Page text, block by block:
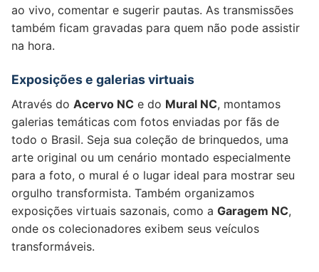
ao vivo, comentar e sugerir pautas. As transmissões
também ficam gravadas para quem não pode assistir
na hora.
Exposições e galerias virtuais
Através do Acervo NC e do Mural NC, montamos
galerias temáticas com fotos enviadas por fãs de
todo o Brasil. Seja sua coleção de brinquedos, uma
arte original ou um cenário montado especialmente
para a foto, o mural é o lugar ideal para mostrar seu
orgulho transformista. Também organizamos
exposições virtuais sazonais, como a Garagem NC,
onde os colecionadores exibem seus veículos
transformáveis.